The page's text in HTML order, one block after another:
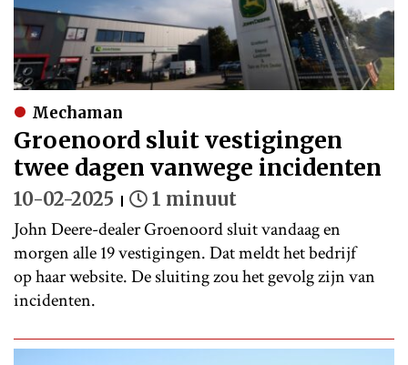
Mechaman
Groenoord sluit vestigingen
twee dagen vanwege incidenten
10-02-2025 1 minuut
John Deere-dealer Groenoord sluit vandaag en
morgen alle 19 vestigingen. Dat meldt het bedrijf
op haar website. De sluiting zou het gevolg zijn van
incidenten.